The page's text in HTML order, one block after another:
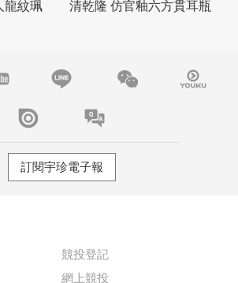
龍紋珮 清乾隆 仿官釉六方貫耳瓶
訂閱宇珍電子報
競投登記
網上競投